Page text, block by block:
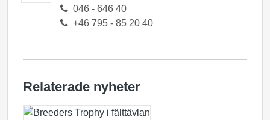
046 - 646 40
+46 795 - 85 20 40
Relaterade nyheter